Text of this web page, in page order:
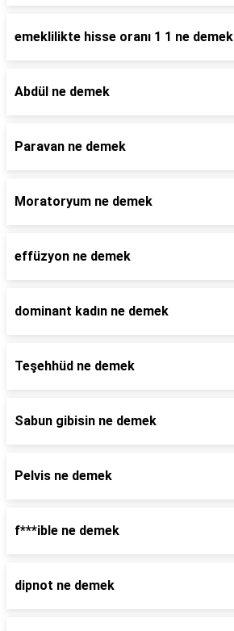
emeklilikte hisse oranı 1 1 ne demek
Abdül ne demek
Paravan ne demek
Moratoryum ne demek
effüzyon ne demek
dominant kadın ne demek
Teşehhüd ne demek
Sabun gibisin ne demek
Pelvis ne demek
f***ible ne demek
dipnot ne demek